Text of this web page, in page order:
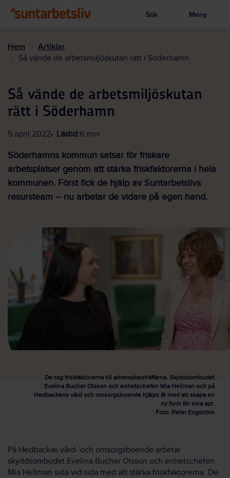
huvudinnehållet
Visa sökruta
Sök Meny
Hem Artiklar
Så vände de arbetsmiljöskutan rätt i Söderhamn
Så vände de arbetsmiljöskutan
rätt i Söderhamn
5 april 2022 Lästid:6 min
Söderhamns kommun satsar för friskare
arbetsplatser genom att stärka friskfaktorerna i hela
kommunen. Först fick de hjälp av Suntarbetslivs
resursteam – nu arbetar de vidare på egen hand.
De tog friskfaktorerna till arbetsplatsträffarna. Skyddsombudet
Evelina Bucher Olsson och enhetschefen Mia Hellman och på
Hedbackens vård och omsorgsboende hjälps åt med att skapa en
ny form för sina apt.
Foto: Peter Engström
På Hedbackas vård- och omsorgsboende arbetar
skyddsombudet Evelina Bucher Olsson och enhetschefen
Mia Hellman sida vid sida med att stärka friskfaktorerna. De